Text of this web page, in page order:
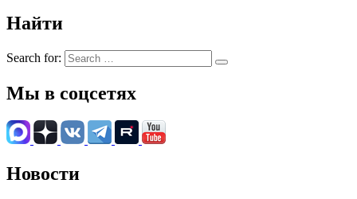
Найти
Search for:
Мы в соцсетях
Новости